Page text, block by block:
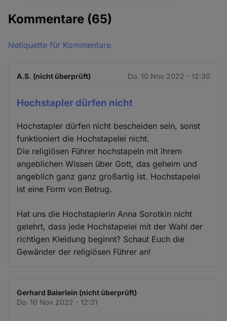
Kommentare (65)
Netiquette für Kommentare
A.S. (nicht überprüft) Do. 10 Nov 2022 - 12:30
Hochstapler dürfen nicht
Hochstapler dürfen nicht bescheiden sein, sonst
funktioniert die Hochstapelei nicht.
Die religiösen Führer hochstapeln mit ihrem
angeblichen Wissen über Gott, das geheim und
angeblich ganz ganz großartig ist. Hochstapelei
ist eine Form von Betrug.
Hat uns die Hochstaplerin Anna Sorotkin nicht
gelehrt, dass jede Hochstapelei mit der Wahl der
richtigen Kleidung beginnt? Schaut Euch die
Gewänder der religiösen Führer an!
Gerhard Baierlein (nicht überprüft)
Do. 10 Nov 2022 - 12:31